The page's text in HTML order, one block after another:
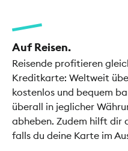
Auf Reisen.
Reisende profitieren
Kreditkarte: Weltweit
kostenlos und bequem
überall in jeglicher
abheben. Zudem hilft dir
falls du deine Karte im